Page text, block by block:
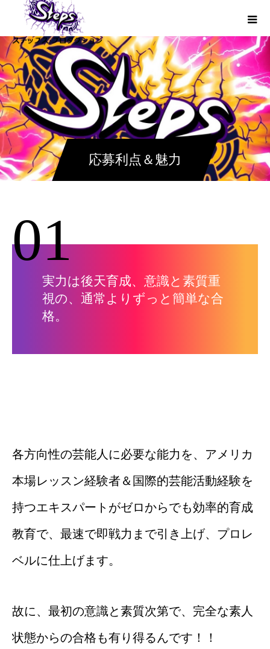
応募利点＆魅力
01
実力は後天育成、意識と素質重
視の、通常よりずっと簡単な合
格。
各方向性の芸能人に必要な能力を、アメリカ
本場レッスン経験者＆国際的芸能活動経験を
持つエキスパートがゼロからでも効率的育成
教育で、最速で即戦力まで引き上げ、プロレ
ベルに仕上げます。
故に、最初の意識と素質次第で、完全な素人
状態からの合格も有り得るんです！！